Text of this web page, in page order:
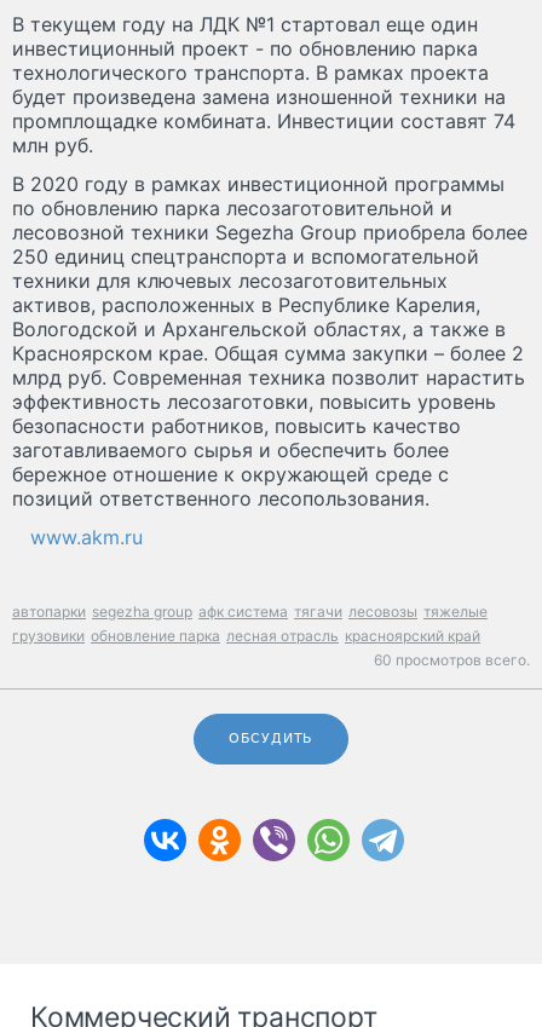
В текущем году на ЛДК №1 стартовал еще один
инвестиционный проект - по обновлению парка
технологического транспорта. В рамках проекта
будет произведена замена изношенной техники на
промплощадке комбината. Инвестиции составят 74
млн руб.
В 2020 году в рамках инвестиционной программы
по обновлению парка лесозаготовительной и
лесовозной техники Segezha Group приобрела более
250 единиц спецтранспорта и вспомогательной
техники для ключевых лесозаготовительных
активов, расположенных в Республике Карелия,
Вологодской и Архангельской областях, а также в
Красноярском крае. Общая сумма закупки – более 2
млрд руб. Современная техника позволит нарастить
эффективность лесозаготовки, повысить уровень
безопасности работников, повысить качество
заготавливаемого сырья и обеспечить более
бережное отношение к окружающей среде с
позиций ответственного лесопользования.
www.akm.ru
автопарки segezha group афк система тягачи лесовозы тяжелые
грузовики обновление парка лесная отрасль красноярский край
60 просмотров всего.
ОБСУДИТЬ
Коммерческий транспорт